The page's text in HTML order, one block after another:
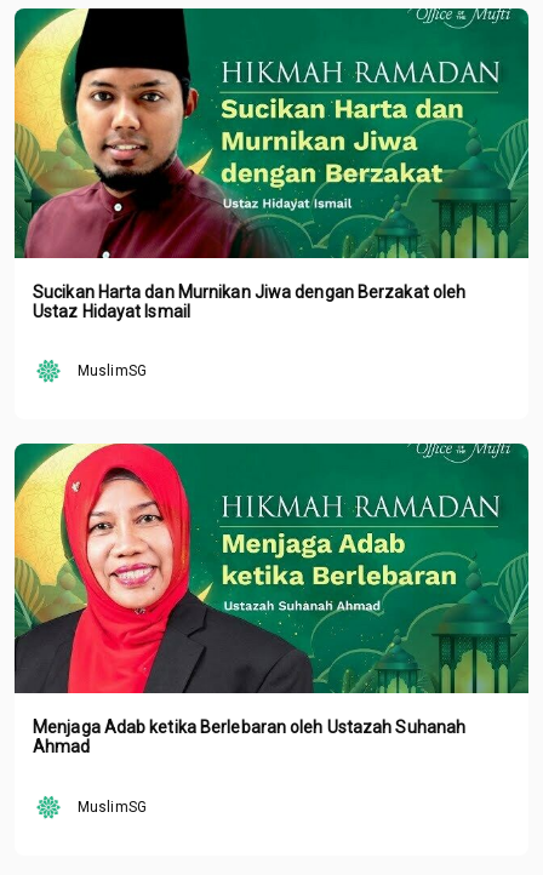
Sucikan Harta dan Murnikan Jiwa dengan Berzakat oleh
Ustaz Hidayat Ismail
MuslimSG
Menjaga Adab ketika Berlebaran oleh Ustazah Suhanah
Ahmad
MuslimSG